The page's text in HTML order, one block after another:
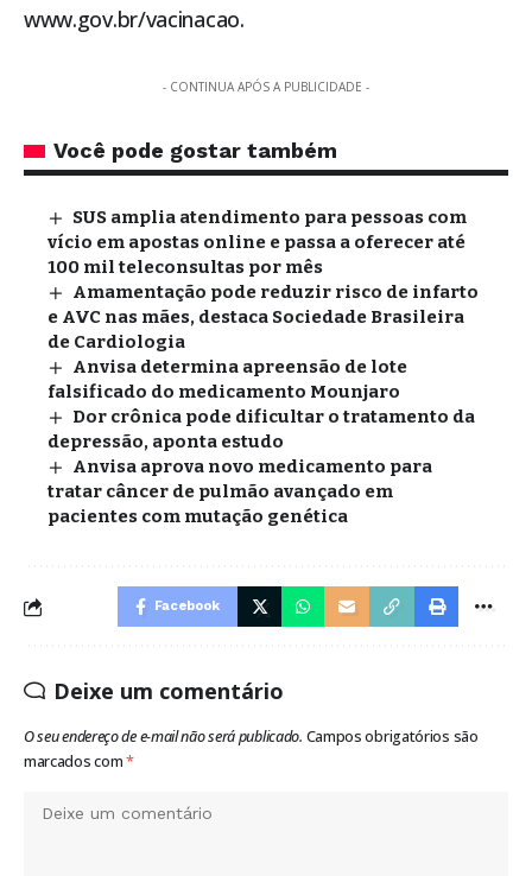
www.gov.br/vacinacao.
- CONTINUA APÓS A PUBLICIDADE -
Você pode gostar também
SUS amplia atendimento para pessoas com
vício em apostas online e passa a oferecer até
100 mil teleconsultas por mês
Amamentação pode reduzir risco de infarto
e AVC nas mães, destaca Sociedade Brasileira
de Cardiologia
Anvisa determina apreensão de lote
falsificado do medicamento Mounjaro
Dor crônica pode dificultar o tratamento da
depressão, aponta estudo
Anvisa aprova novo medicamento para
tratar câncer de pulmão avançado em
pacientes com mutação genética
Facebook
Deixe um comentário
O seu endereço de e-mail não será publicado. Campos obrigatórios são
marcados com*